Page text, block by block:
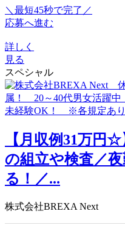
＼最短45秒で完了／
応募へ進む
詳しく
見る
スペシャル
【月収例31万円
の組立や検査／
る！／...
株式会社BREXA Next